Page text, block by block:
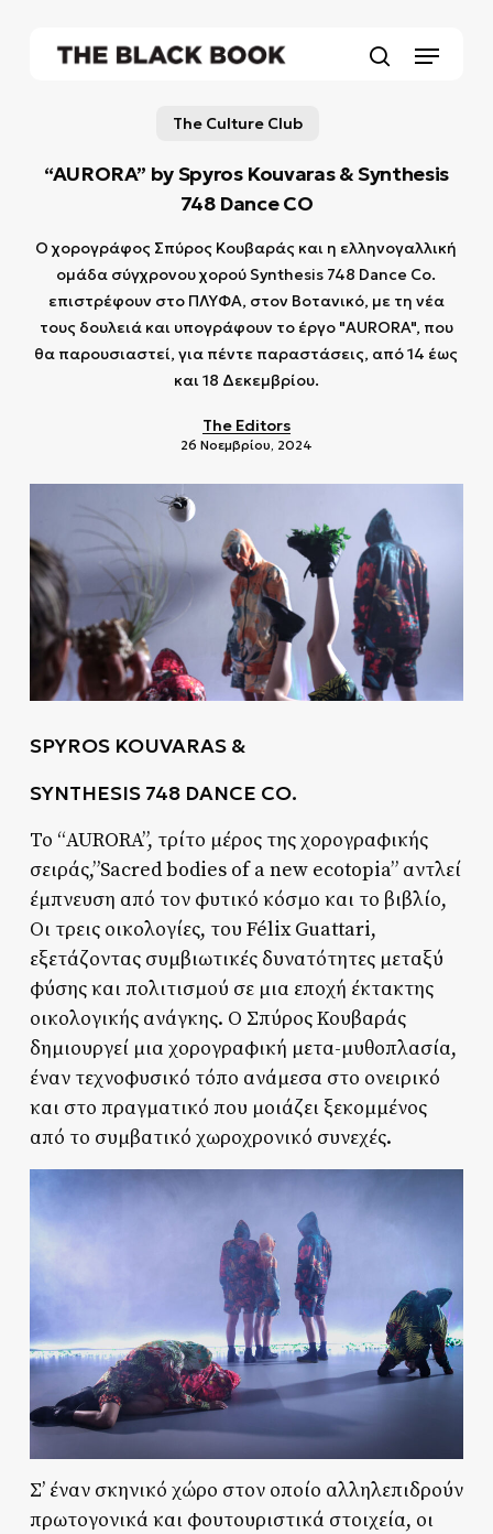
Menu
The Culture Club
“AURORA” by Spyros Kouvaras & Synthesis
748 Dance CO
Ο χορογράφος Σπύρος Κουβαράς και η ελληνογαλλική
ομάδα σύγχρονου χορού Synthesis 748 Dance Co.
επιστρέφουν στο ΠΛΥΦΑ, στον Βοτανικό, με τη νέα
τους δουλειά και υπογράφουν το έργο "AURORA", που
θα παρουσιαστεί, για πέντε παραστάσεις, από 14 έως
και 18 Δεκεμβρίου.
The Editors
26 Νοεμβρίου, 2024
SPYROS KOUVARAS &
SYNTHESIS 748 DANCE CO.
Το “AURORA”, τρίτο μέρος της χορογραφικής
σειράς,”Sacred bodies of a new ecotopia” αντλεί
έμπνευση από τον φυτικό κόσμο και το βιβλίο,
Οι τρεις οικολογίες, του Félix Guattari,
εξετάζοντας συμβιωτικές δυνατότητες μεταξύ
φύσης και πολιτισμού σε μια εποχή έκτακτης
οικολογικής ανάγκης. Ο Σπύρος Κουβαράς
δημιουργεί μια χορογραφική μετα-μυθοπλασία,
έναν τεχνοφυσικό τόπο ανάμεσα στο ονειρικό
και στο πραγματικό που μοιάζει ξεκομμένος
από το συμβατικό χωροχρονικό συνεχές.
Σ’ έναν σκηνικό χώρο στον οποίο αλληλεπιδρούν
πρωτογονικά και φουτουριστικά στοιχεία, οι